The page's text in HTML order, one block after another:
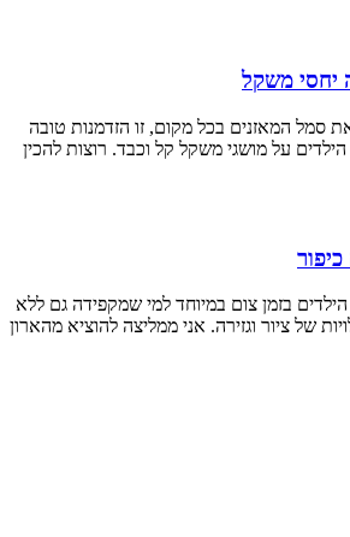
יחסי משקל
סמל המאזנים בכל מקום, זו הזדמנות טובה
על מושגי משקל קל וכבד. רוצות להכין
בזמן צום במיוחד למי שמקפידה גם ללא
של ציור וגזירה. אני ממליצה להוציא מהארון